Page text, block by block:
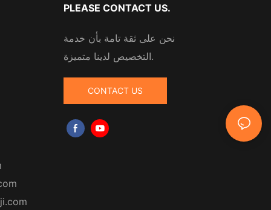
PLEASE CONTACT US.
نحن على ثقة تامة بأن خدمة
التخصيص لدينا متميزة.
CONTACT US